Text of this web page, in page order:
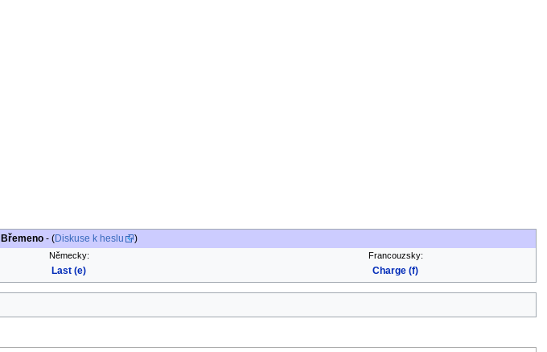
Břemeno- (Diskuse k heslu )
Německy: Francouzsky:
Last (e) Charge (f)